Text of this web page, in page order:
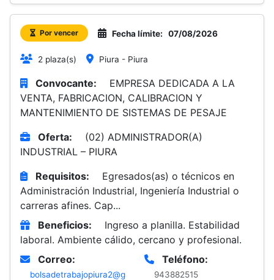
Por vencer Fecha límite: 07/08/2026
2 plaza(s) Piura - Piura
Convocante:
EMPRESA DEDICADA A LA
VENTA, FABRICACION, CALIBRACION Y
MANTENIMIENTO DE SISTEMAS DE PESAJE
Oferta:
(02) ADMINISTRADOR(A)
INDUSTRIAL – PIURA
Requisitos:
Egresados(as) o técnicos en
Administración Industrial, Ingeniería Industrial o
carreras afines. Cap...
Beneficios:
Ingreso a planilla. Estabilidad
laboral. Ambiente cálido, cercano y profesional.
Correo:
bolsadetrabajopiura2@g
Teléfono:
943882515